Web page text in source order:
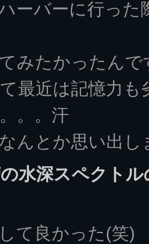
ーバーに行っ
みたかったん
最近は記憶力
。。汗
んとか思い出し
水深スペクト
て良かった(笑)